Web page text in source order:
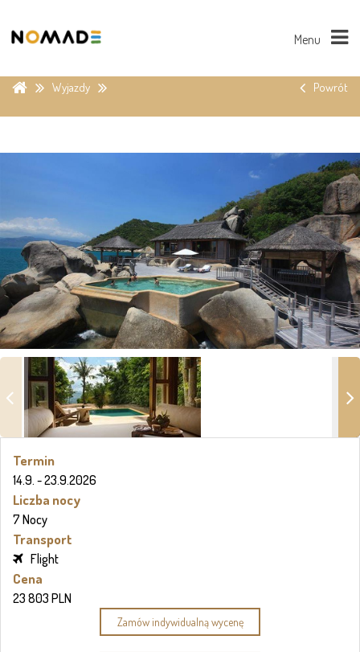
Menu
Wyjazdy Powrót
Termin
14.9. - 23.9.2026
Liczba nocy
7 Nocy
Transport
Flight
Cena
23 803 PLN
Zamów indywidualną wycenę